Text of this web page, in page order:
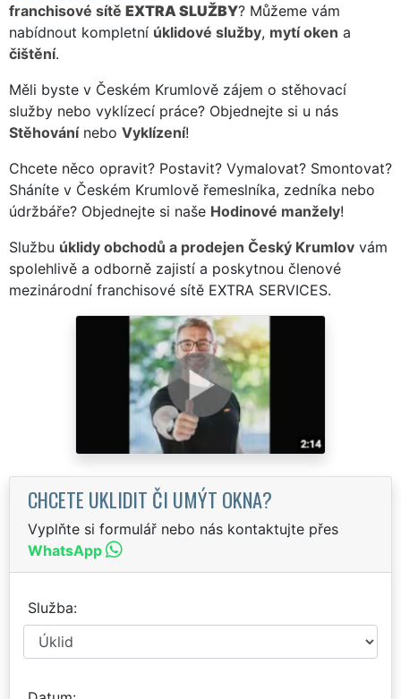
franchisové sítě EXTRA SLUŽBY? Můžeme vám
nabídnout kompletní úklidové služby, mytí oken a
čištění.
Měli byste v Českém Krumlově zájem o stěhovací
služby nebo vyklízecí práce? Objednejte si u nás
Stěhovánínebo Vyklízení!
Chcete něco opravit? Postavit? Vymalovat? Smontovat?
Sháníte v Českém Krumlově řemeslníka, zedníka nebo
údržbáře? Objednejte si naše Hodinové manžely!
Službu úklidy obchodů a prodejen Český Krumlov vám
spolehlivě a odborně zajistí a poskytnou členové
mezinárodní franchisové sítě EXTRA SERVICES.
CHCETE UKLIDIT ČI UMÝT OKNA?
Vyplňte si formulář nebo nás kontaktujte přes
WhatsApp
Služba